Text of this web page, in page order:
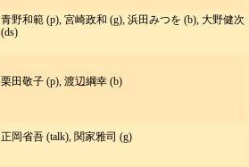
青野和範 (p), 宮崎政和 (g), 浜田みつを (b), 大野健次
(ds)
栗田敬子 (p), 渡辺綱幸 (b)
正岡省吾 (talk), 関家雅司 (g)